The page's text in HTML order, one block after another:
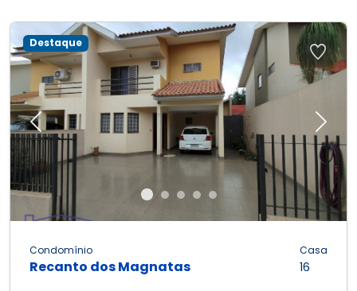
Previous Next
Destaque
Condomínio
Recanto dos Magnatas
Casa
16